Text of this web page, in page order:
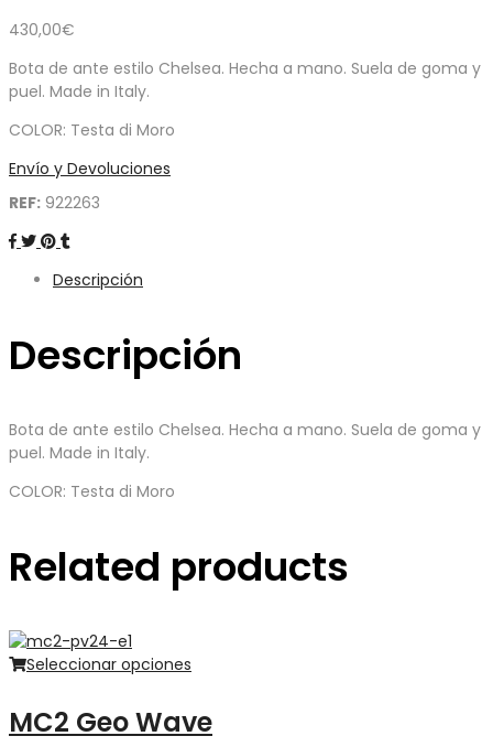
430,00€
Bota de ante estilo Chelsea. Hecha a mano. Suela de goma y
puel. Made in Italy.
COLOR: Testa di Moro
Envío y Devoluciones
REF: 922263
Descripción
Descripción
Bota de ante estilo Chelsea. Hecha a mano. Suela de goma y
puel. Made in Italy.
COLOR: Testa di Moro
Related products
Seleccionar opciones
MC2 Geo Wave